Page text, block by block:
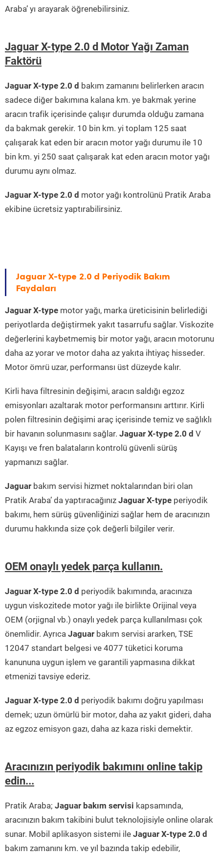
Araba’ yı arayarak öğrenebilirsiniz.
Jaguar X-type 2.0 d Motor Yağı Zaman
Faktörü
Jaguar X-type 2.0 d bakım zamanını belirlerken aracın
sadece diğer bakımına kalana km. ye bakmak yerine
aracın trafik içerisinde çalışır durumda olduğu zamana
da bakmak gerekir. 10 bin km. yi toplam 125 saat
çalışarak kat eden bir aracın motor yağı durumu ile 10
bin km. yi 250 saat çalışarak kat eden aracın motor yağı
durumu aynı olmaz.
Jaguar X-type 2.0 d motor yağı kontrolünü Pratik Araba
ekibine ücretsiz yaptırabilirsiniz.
Jaguar X-type 2.0 d Periyodik Bakım
Faydaları
Jaguar X-type motor yağı, marka üreticisinin belirlediği
periyotlarda değiştirmek yakıt tasarrufu sağlar. Viskozite
değerlerini kaybetmemiş bir motor yağı, aracın motorunu
daha az yorar ve motor daha az yakıta ihtiyaç hisseder.
Motor ömrü uzar, performansı üst düzeyde kalır.
Kirli hava filtresinin değişimi, aracın saldığı egzoz
emisyonları azaltarak motor performansını arttırır. Kirli
polen filtresinin değişimi araç içerisinde temiz ve sağlıklı
bir havanın solunmasını sağlar. Jaguar X-type 2.0 d V
Kayışı ve fren balataların kontrolü güvenli sürüş
yapmanızı sağlar.
Jaguar bakım servisi hizmet noktalarından biri olan
Pratik Araba’ da yaptıracağınız Jaguar X-type periyodik
bakımı, hem sürüş güvenliğinizi sağlar hem de aracınızın
durumu hakkında size çok değerli bilgiler verir.
OEM onaylı yedek parça kullanın.
Jaguar X-type 2.0 d periyodik bakımında, aracınıza
uygun viskozitede motor yağı ile birlikte Orijinal veya
OEM (orjignal vb.) onaylı yedek parça kullanılması çok
önemlidir. Ayrıca Jaguar bakım servisi ararken, TSE
12047 standart belgesi ve 4077 tüketici koruma
kanununa uygun işlem ve garantili yapmasına dikkat
etmenizi tavsiye ederiz.
Jaguar X-type 2.0 d periyodik bakımı doğru yapılması
demek; uzun ömürlü bir motor, daha az yakıt gideri, daha
az egzoz emisyon gazı, daha az kaza riski demektir.
Aracınızın periyodik bakımını online takip
edin...
Pratik Araba; Jaguar bakım servisi kapsamında,
aracınızın bakım takibini bulut teknolojisiyle online olarak
sunar. Mobil aplikasyon sistemi ile Jaguar X-type 2.0 d
bakım zamanını km. ve yıl bazında takip edebilir,